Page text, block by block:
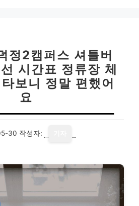
정2캠퍼스 셔틀버
시간표 정류장 체
보니 정말 편했어
요
30 작성자: